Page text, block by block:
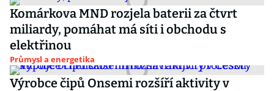
Komárkova MND rozjela baterii za čtvrt
miliardy, pomáhat má síti i obchodu s
elektřinou
Průmysl a energetika
Výrobce čipů Onsemi rozšíří aktivity v